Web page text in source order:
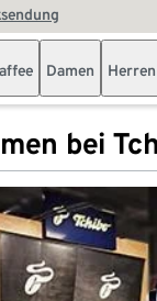
Damen Herren
bei